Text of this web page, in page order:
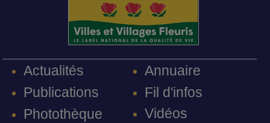
Actualités
Publications
Photothèque
Annuaire
Fil d'infos
Vidéos